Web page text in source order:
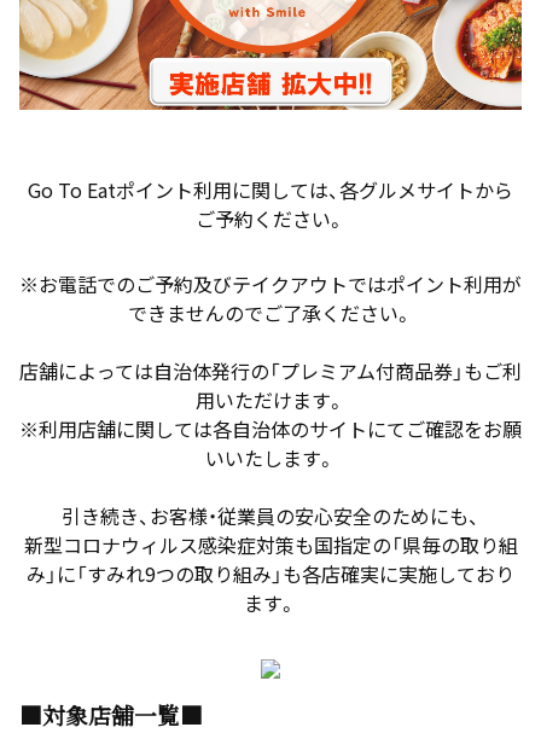
Go To Eatポイント利用に関しては、各グルメサイトから
ご予約ください。
※お電話でのご予約及びテイクアウトではポイント利用が
できませんのでご了承ください。
店舗によっては自治体発行の「プレミアム付商品券」もご利
用いただけます。
※利用店舗に関しては各自治体のサイトにてご確認をお願
いいたします。
引き続き、お客様・従業員の安心安全のためにも、
新型コロナウィルス感染症対策も国指定の「県毎の取り組
み」に「すみれ9つの取り組み」も各店確実に実施しており
ます。
■対象店舗一覧■